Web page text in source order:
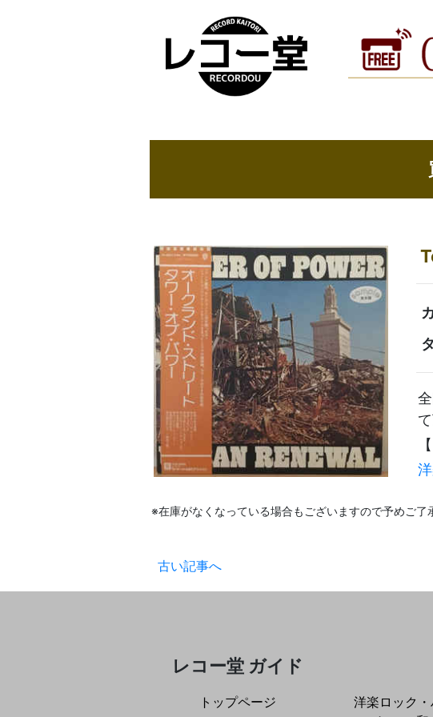
※在庫がなくなっている場合もございますので予めご了
古い記事へ
レコー堂 ガイド
トップページ 洋楽ロック